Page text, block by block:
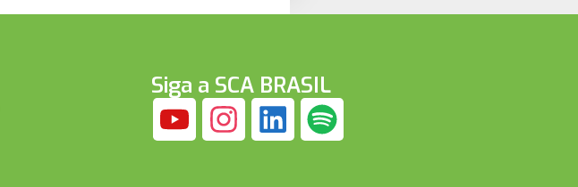
Siga a SCA BRASIL